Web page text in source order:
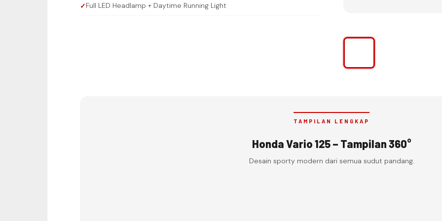
Full LED Headlamp + Daytime Running Light
TAMPILAN LENGKAP
Honda Vario 125 – Tampilan 360°
Desain sporty modern dari semua sudut pandang.